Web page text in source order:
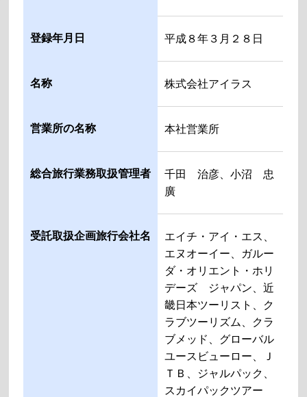
登録年月日 平成８年３月２８日
名称 株式会社アイラス
営業所の名称 本社営業所
総合旅行業務取扱管理者
千田 治彦、小沼 忠
廣
受託取扱企画旅行会社名
エイチ・アイ・エス、
エヌオーイー、ガルー
ダ・オリエント・ホリ
デーズ ジャパン、近
畿日本ツーリスト、ク
ラブツーリズム、クラ
ブメッド、グローバル
ユースビューロー、Ｊ
ＴＢ、ジャルパック、
スカイパックツアー